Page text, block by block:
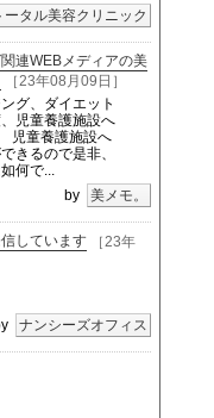
ータル美容クリニック
連WEBメディアの美
［23年08月09日］
グ、ダイエット
児童養護施設へ
児童養護施設へ
きるので是非、
何で...
by
美メモ。
しています
［23年
ナンシーズオフィス